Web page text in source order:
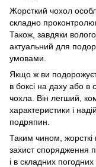
Жорсткий чохол
складно
Також, завдяки
актуальний для
умовами.
Якщо ж ви
в боксі на даху або в
чохла. Він легший,
характеристики і
подряпин.
Таким чином,
захист спорядження
і в складних